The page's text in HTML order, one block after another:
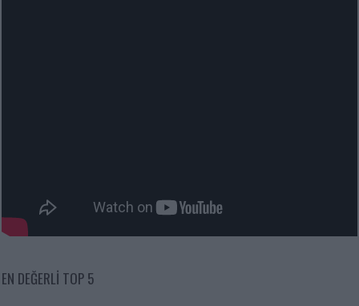
EN DEĞERLI TOP 5